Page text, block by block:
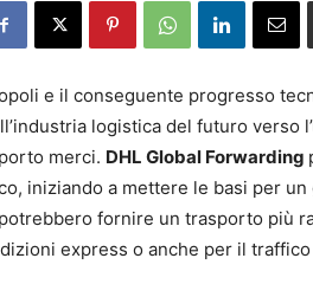
e il conseguente progresso
logistica del futuro verso
merci. DHL Global Forwarding
iniziando a mettere le basi per un
potrebbero fornire un trasporto più
express o anche per il